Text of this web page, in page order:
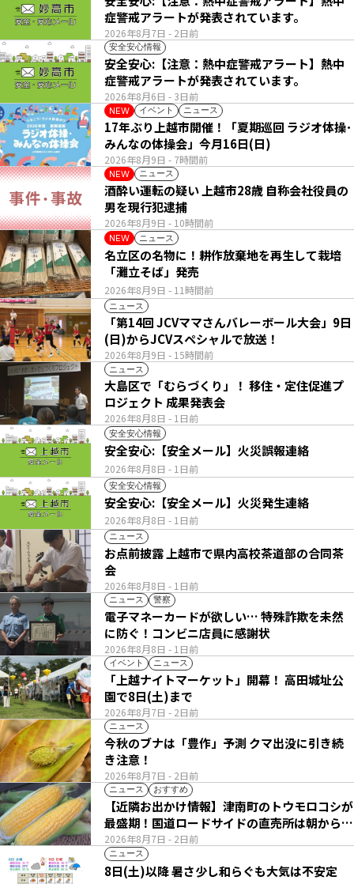
2026年8月7日 - 2日前
症警戒アラートが発表されています。
安全安心情報
2026年8月6日 - 3日前
安全安心:【注意：熱中症警戒アラート】熱中
症警戒アラートが発表されています。
NEW イベント ニュース
2026年8月9日 - 7時間前
17年ぶり上越市開催！「夏期巡回 ラジオ体操･
みんなの体操会」今月16日(日)
NEW ニュース
2026年8月9日 - 10時間前
酒酔い運転の疑い 上越市28歳 自称会社役員の
男を現行犯逮捕
NEW ニュース
2026年8月9日 - 11時間前
名立区の名物に！耕作放棄地を再生して栽培
「灘立そば」発売
ニュース
2026年8月9日 - 15時間前
「第14回 JCVママさんバレーボール大会」9日
(日)からJCVスペシャルで放送！
ニュース
2026年8月8日 - 1日前
大島区で「むらづくり」！ 移住・定住促進プ
ロジェクト 成果発表会
安全安心情報
2026年8月8日 - 1日前
安全安心:【安全メール】火災誤報連絡
安全安心情報
2026年8月8日 - 1日前
安全安心:【安全メール】火災発生連絡
ニュース
2026年8月8日 - 1日前
お点前披露 上越市で県内高校茶道部の合同茶
会
ニュース 警察
2026年8月8日 - 1日前
電子マネーカードが欲しい… 特殊詐欺を未然
に防ぐ！コンビニ店員に感謝状
イベント ニュース
2026年8月7日 - 2日前
「上越ナイトマーケット」開幕！ 高田城址公
園で8日(土)まで
ニュース
2026年8月7日 - 2日前
今秋のブナは「豊作」予測 クマ出没に引き続
き注意！
ニュース おすすめ
2026年8月7日 - 2日前
【近隣お出かけ情報】津南町のトウモロコシが
最盛期！国道ロードサイドの直売所は朝から長
い列
ニュース
8日(土)以降 暑さ少し和らぐも大気は不安定